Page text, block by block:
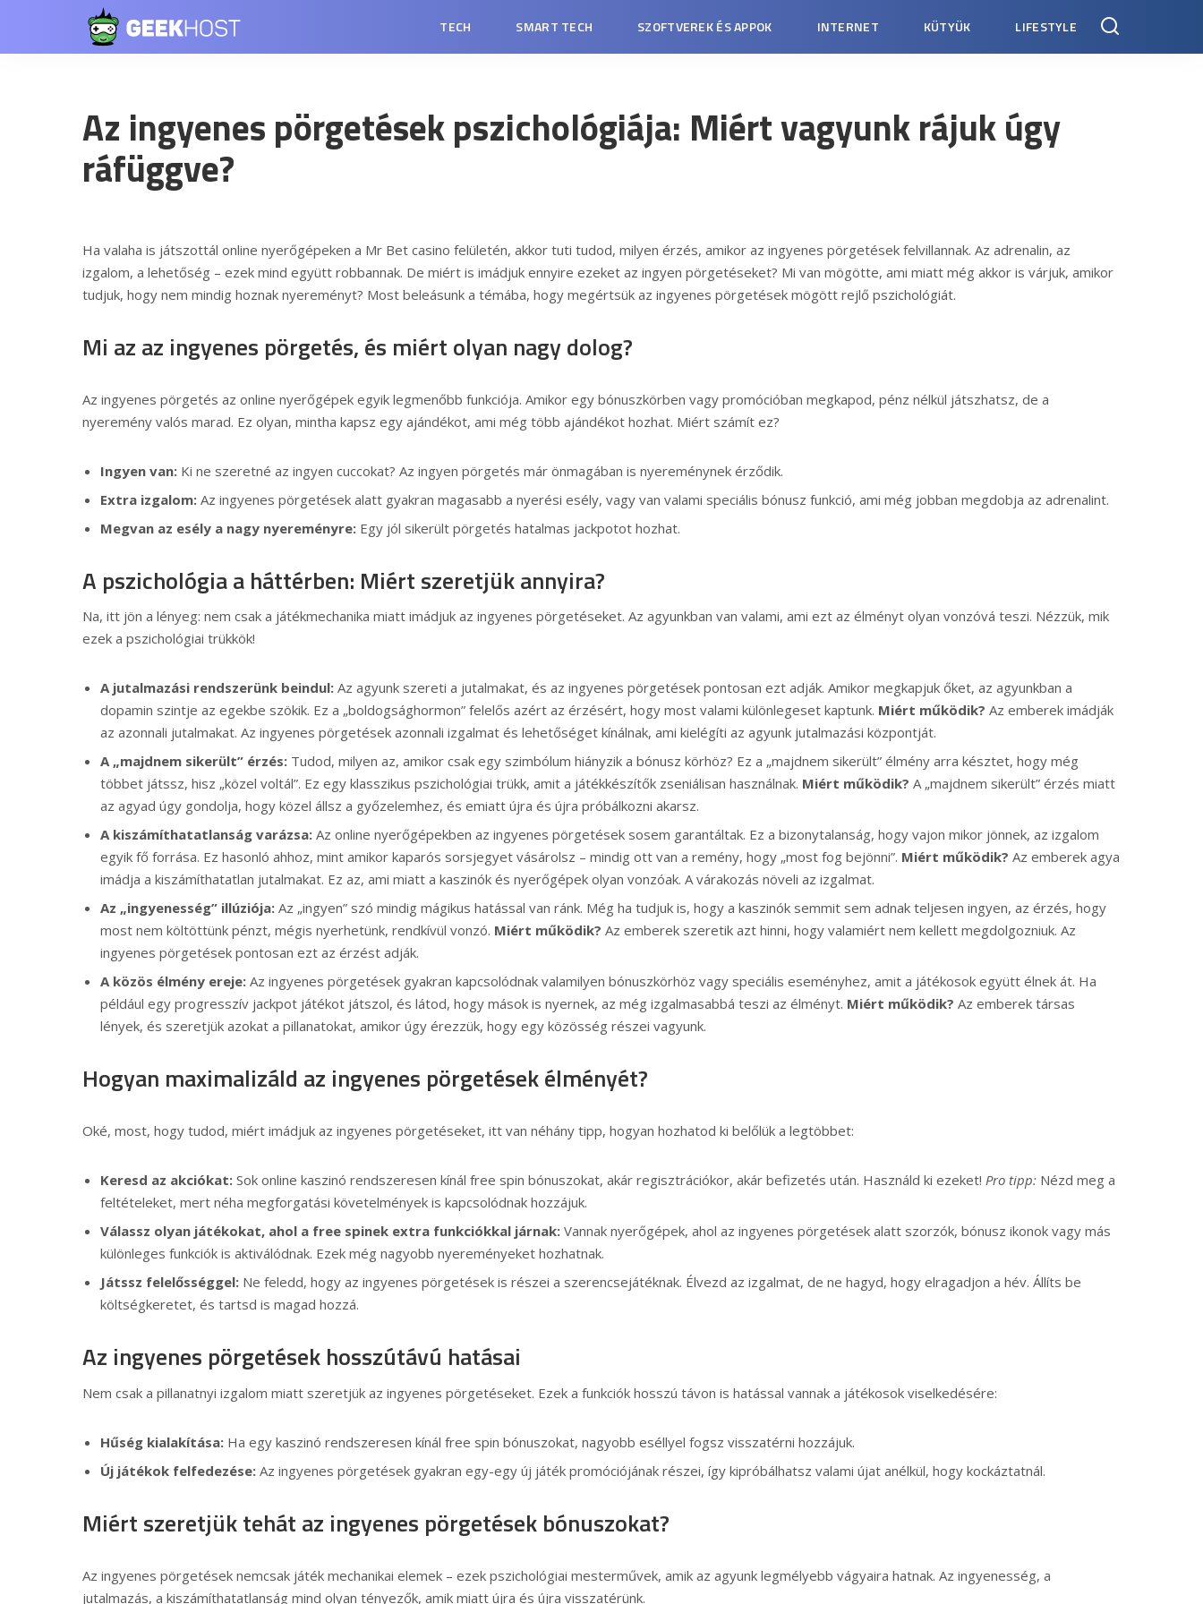
TECH SMART TECH SZOFTVEREK ÉS APPOK INTERNET KÜTYÜK LIFESTYLE
Az ingyenes pörgetések pszichológiája: Miért vagyunk rájuk úgy
ráfüggve?
Ha valaha is játszottál online nyerőgépeken a Mr Bet casino felületén, akkor tuti tudod, milyen érzés, amikor az ingyenes pörgetések felvillannak. Az adrenalin, az
izgalom, a lehetőség – ezek mind együtt robbannak. De miért is imádjuk ennyire ezeket az ingyen pörgetéseket? Mi van mögötte, ami miatt még akkor is várjuk, amikor
tudjuk, hogy nem mindig hoznak nyereményt? Most beleásunk a témába, hogy megértsük az ingyenes pörgetések mögött rejlő pszichológiát.
Mi az az ingyenes pörgetés, és miért olyan nagy dolog?
Az ingyenes pörgetés az online nyerőgépek egyik legmenőbb funkciója. Amikor egy bónuszkörben vagy promócióban megkapod, pénz nélkül játszhatsz, de a
nyeremény valós marad. Ez olyan, mintha kapsz egy ajándékot, ami még több ajándékot hozhat. Miért számít ez?
Ingyen van: Ki ne szeretné az ingyen cuccokat? Az ingyen pörgetés már önmagában is nyereménynek érződik.
Extra izgalom: Az ingyenes pörgetések alatt gyakran magasabb a nyerési esély, vagy van valami speciális bónusz funkció, ami még jobban megdobja az adrenalint.
Megvan az esély a nagy nyereményre: Egy jól sikerült pörgetés hatalmas jackpotot hozhat.
A pszichológia a háttérben: Miért szeretjük annyira?
Na, itt jön a lényeg: nem csak a játékmechanika miatt imádjuk az ingyenes pörgetéseket. Az agyunkban van valami, ami ezt az élményt olyan vonzóvá teszi. Nézzük, mik
ezek a pszichológiai trükkök!
A jutalmazási rendszerünk beindul: Az agyunk szereti a jutalmakat, és az ingyenes pörgetések pontosan ezt adják. Amikor megkapjuk őket, az agyunkban a
dopamin szintje az egekbe szökik. Ez a „boldogsághormon” felelős azért az érzésért, hogy most valami különlegeset kaptunk. Miért működik? Az emberek imádják
az azonnali jutalmakat. Az ingyenes pörgetések azonnali izgalmat és lehetőséget kínálnak, ami kielégíti az agyunk jutalmazási központját.
A „majdnem sikerült” érzés: Tudod, milyen az, amikor csak egy szimbólum hiányzik a bónusz körhöz? Ez a „majdnem sikerült” élmény arra késztet, hogy még
többet játssz, hisz „közel voltál”. Ez egy klasszikus pszichológiai trükk, amit a játékkészítők zseniálisan használnak. Miért működik? A „majdnem sikerült” érzés miatt
az agyad úgy gondolja, hogy közel állsz a győzelemhez, és emiatt újra és újra próbálkozni akarsz.
A kiszámíthatatlanság varázsa: Az online nyerőgépekben az ingyenes pörgetések sosem garantáltak. Ez a bizonytalanság, hogy vajon mikor jönnek, az izgalom
egyik fő forrása. Ez hasonló ahhoz, mint amikor kaparós sorsjegyet vásárolsz – mindig ott van a remény, hogy „most fog bejönni”. Miért működik? Az emberek agya
imádja a kiszámíthatatlan jutalmakat. Ez az, ami miatt a kaszinók és nyerőgépek olyan vonzóak. A várakozás növeli az izgalmat.
Az „ingyenesség” illúziója: Az „ingyen” szó mindig mágikus hatással van ránk. Még ha tudjuk is, hogy a kaszinók semmit sem adnak teljesen ingyen, az érzés, hogy
most nem költöttünk pénzt, mégis nyerhetünk, rendkívül vonzó. Miért működik? Az emberek szeretik azt hinni, hogy valamiért nem kellett megdolgozniuk. Az
ingyenes pörgetések pontosan ezt az érzést adják.
A közös élmény ereje: Az ingyenes pörgetések gyakran kapcsolódnak valamilyen bónuszkörhöz vagy speciális eseményhez, amit a játékosok együtt élnek át. Ha
például egy progresszív jackpot játékot játszol, és látod, hogy mások is nyernek, az még izgalmasabbá teszi az élményt. Miért működik? Az emberek társas
lények, és szeretjük azokat a pillanatokat, amikor úgy érezzük, hogy egy közösség részei vagyunk.
Hogyan maximalizáld az ingyenes pörgetések élményét?
Oké, most, hogy tudod, miért imádjuk az ingyenes pörgetéseket, itt van néhány tipp, hogyan hozhatod ki belőlük a legtöbbet:
Keresd az akciókat: Sok online kaszinó rendszeresen kínál free spin bónuszokat, akár regisztrációkor, akár befizetés után. Használd ki ezeket! Pro tipp: Nézd meg a
feltételeket, mert néha megforgatási követelmények is kapcsolódnak hozzájuk.
Válassz olyan játékokat, ahol a free spinek extra funkciókkal járnak: Vannak nyerőgépek, ahol az ingyenes pörgetések alatt szorzók, bónusz ikonok vagy más
különleges funkciók is aktiválódnak. Ezek még nagyobb nyereményeket hozhatnak.
Játssz felelősséggel: Ne feledd, hogy az ingyenes pörgetések is részei a szerencsejátéknak. Élvezd az izgalmat, de ne hagyd, hogy elragadjon a hév. Állíts be
költségkeretet, és tartsd is magad hozzá.
Az ingyenes pörgetések hosszútávú hatásai
Nem csak a pillanatnyi izgalom miatt szeretjük az ingyenes pörgetéseket. Ezek a funkciók hosszú távon is hatással vannak a játékosok viselkedésére:
Hűség kialakítása: Ha egy kaszinó rendszeresen kínál free spin bónuszokat, nagyobb eséllyel fogsz visszatérni hozzájuk.
Új játékok felfedezése: Az ingyenes pörgetések gyakran egy-egy új játék promóciójának részei, így kipróbálhatsz valami újat anélkül, hogy kockáztatnál.
Miért szeretjük tehát az ingyenes pörgetések bónuszokat?
Az ingyenes pörgetések nemcsak játék mechanikai elemek – ezek pszichológiai mesterművek, amik az agyunk legmélyebb vágyaira hatnak. Az ingyenesség, a
jutalmazás, a kiszámíthatatlanság mind olyan tényezők, amik miatt újra és újra visszatérünk.